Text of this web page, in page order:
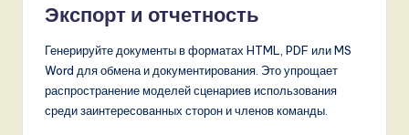
Экспорт и отчетность
Генерируйте документы в форматах HTML, PDF или MS
Word для обмена и документирования. Это упрощает
распространение моделей сценариев использования
среди заинтересованных сторон и членов команды.